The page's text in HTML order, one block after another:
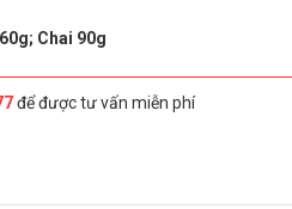
Chai 90g
để được tư vấn miễn phí